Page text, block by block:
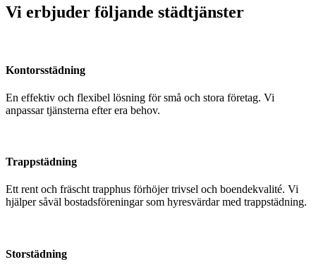
Vi erbjuder följande städtjänster
Kontorsstädning
En effektiv och flexibel lösning för små och stora företag. Vi
anpassar tjänsterna efter era behov.
Trappstädning
Ett rent och fräscht trapphus förhöjer trivsel och boendekvalité. Vi
hjälper såväl bostadsföreningar som hyresvärdar med trappstädning.
Storstädning